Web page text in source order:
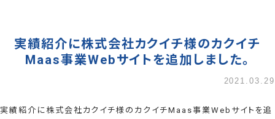
実績紹介に株式会社カクイチ様のカクイチ
Maas事業Webサイトを追加しました。
2021.03.29
実績紹介に株式会社カクイチ様のカクイチMaas事業Webサイトを追